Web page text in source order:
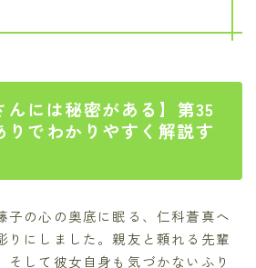
んには秘密がある】第35
りでわかりやすく解説す
子の心の奥底に眠る、仁科蒼真へ
りにしました。親友と頼れる先輩
そして彼女自身も気づかないふり